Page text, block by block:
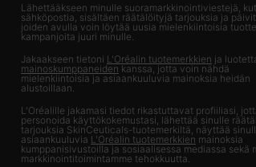
Lähettääkseen minulle suoramarkkinointiviestejä,
sähköpostia, sisältäen räätälöityjä tarjouksia ja
joiden avulla voin löytää uusia mielenkiintoisia
kampanjoita juuri minulle.
Jakaakseen tietoni L'Oréalin tuotemerkkien ja
mainoskumppaneiden kanssa, jotta voin nähdä
mielenkiintoisia ja asiaankuuluvia mainoksia heidän
alustoillaan.
L'Oréalille jakamasi tiedot rikastuttavat profiiliasi,
personoida käyttökokemustasi, lähettää sinulle
tarjouksia SkinCeuticals-tuotemerkiltä, näyttää
asiaankuuluvia L'Oréalin tuotemerkkien mainoksia
kumppanisivustoilla ja sosiaalisessa mediassa sekä
markkinointitoimintamme tehokkuutta.